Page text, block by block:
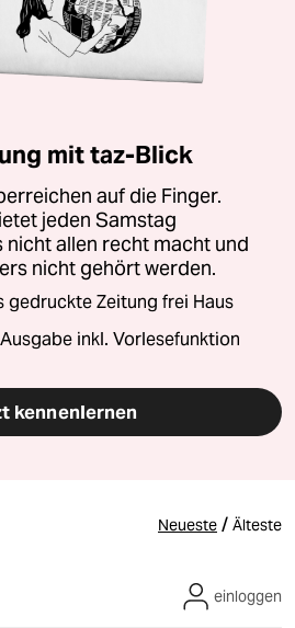
mit taz-Blick
auf die Finger.
jeden Samstag
allen recht macht und
nicht gehört werden.
gedruckte Zeitung frei Haus
inkl. Vorlesefunktion
kennenlernen
Neueste / Älteste
einloggen